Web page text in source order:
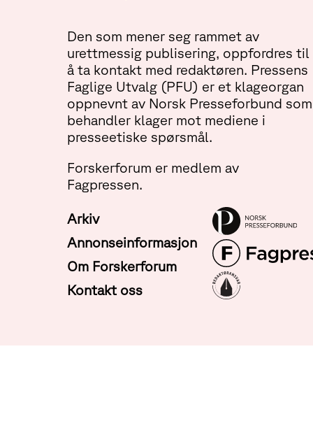
Den som mener seg rammet av
urettmessig publisering, oppfordres til
å ta kontakt med redaktøren. Pressens
Faglige Utvalg (PFU) er et klageorgan
oppnevnt av Norsk Presseforbund som
behandler klager mot mediene i
presseetiske spørsmål.
Forskerforum er medlem av
Fagpressen.
Arkiv
Annonseinformasjon
Om Forskerforum
Kontakt oss